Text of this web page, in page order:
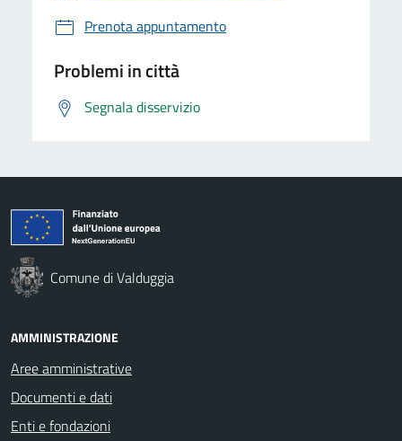
Prenota appuntamento
Problemi in città
Segnala disservizio
Comune di Valduggia
AMMINISTRAZIONE
Aree amministrative
Documenti e dati
Enti e fondazioni